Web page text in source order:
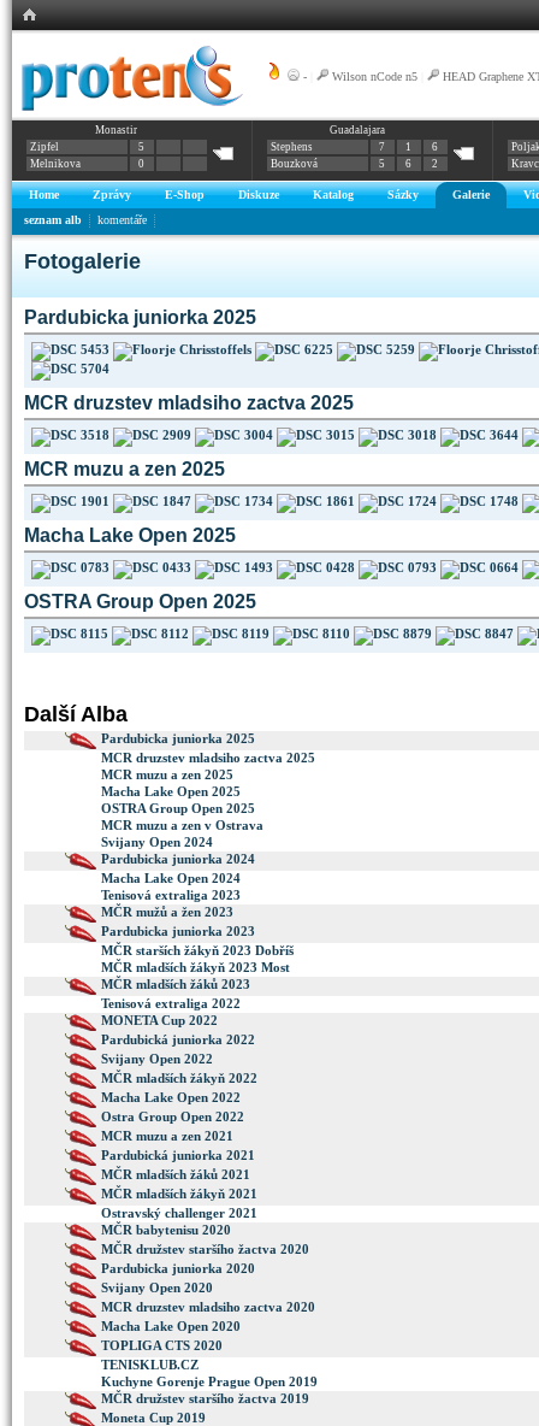
- Wilson nCode n5 HEAD Graphene
Monastir
Zipfel
5
Melnikova
0
Guadalajara
Stephens
7 1
6
Bouzková
5 6 2
Home Zprávy E-Shop Diskuze Katalog Sázky Galerie
seznam alb
komentáře
Fotogalerie
Pardubicka juniorka 2025
MCR druzstev mladsiho zactva 2025
MCR muzu a zen 2025
Macha Lake Open 2025
OSTRA Group Open 2025
Další Alba
Pardubicka juniorka 2025
MCR druzstev mladsiho zactva 2025
MCR muzu a zen 2025
Macha Lake Open 2025
OSTRA Group Open 2025
MCR muzu a zen v Ostrava
Svijany Open 2024
Pardubicka juniorka 2024
Macha Lake Open 2024
Tenisová extraliga 2023
MČR mužů a žen 2023
Pardubicka juniorka 2023
MČR starších žákyň 2023 Dobříš
MČR mladších žákyň 2023 Most
MČR mladších žáků 2023
Tenisová extraliga 2022
MONETA Cup 2022
Pardubická juniorka 2022
Svijany Open 2022
MČR mladších žákyň 2022
Macha Lake Open 2022
Ostra Group Open 2022
MCR muzu a zen 2021
Pardubická juniorka 2021
MČR mladších žáků 2021
MČR mladších žákyň 2021
Ostravský challenger 2021
MČR babytenisu 2020
MČR družstev staršího žactva 2020
Pardubicka juniorka 2020
Svijany Open 2020
MCR druzstev mladsiho zactva 2020
Macha Lake Open 2020
TOPLIGA CTS 2020
TENISKLUB.CZ
Kuchyne Gorenje Prague Open 2019
MČR družstev staršího žactva 2019
Moneta Cup 2019